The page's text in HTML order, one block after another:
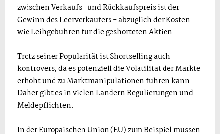
zwischen Verkaufs- und Rückkaufspreis ist der
Gewinn des Leerverkäufers - abzüglich der Kosten
wie Leihgebühren für die geshorteten Aktien.
Trotz seiner Popularität ist Shortselling auch
kontrovers, da es potenziell die Volatilität der Märkte
erhöht und zu Marktmanipulationen führen kann.
Daher gibt es in vielen Ländern Regulierungen und
Meldepflichten.
In der Europäischen Union (EU) zum Beispiel müssen